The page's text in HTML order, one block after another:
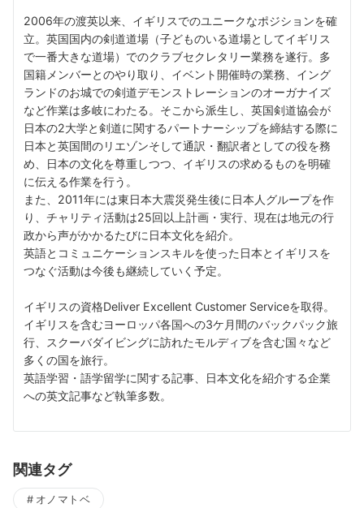
2006年の渡英以来、イギリスでのユニークなポジションを確
立。英国国内の剣道道場（子どものいる道場としてイギリス
で一番大きな道場）でのクラブセクレタリー業務を遂行。多
国籍メンバーとのやり取り、イベント開催時の業務、イング
ランドのお城での剣道デモンストレーションのオーガナイズ
など作業は多岐にわたる。そこから派生し、英国剣道協会が
日本の2大学と剣道に関するパートナーシップを締結する際に
日本と英国間のリエゾンそして通訳・翻訳者としての役を務
め、日本の文化を尊重しつつ、イギリスの求めるものを明確
に伝える作業を行う。
また、2011年には東日本大震災発生後に日本人グループを作
り、チャリティ活動は25回以上計画・実行、現在は地元の行
政から声がかかるたびに日本文化を紹介。
英語とコミュニケーションスキルを使った日本とイギリスを
つなぐ活動は今後も継続していく予定。
イギリスの資格Deliver Excellent Customer Serviceを取得。
イギリスを含むヨーロッパ各国への3ケ月間のバックパック旅
行、スクーバダイビングに訪れたモルディブを含む国々など
多くの国を旅行。
英語学習・語学留学に関する記事、日本文化を紹介する企業
への英文記事など執筆多数。
関連タグ
オノマトベ